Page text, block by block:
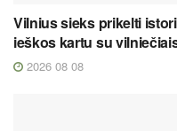
Vilnius sieks prikelti
ieškos kartu su
2026 08 08